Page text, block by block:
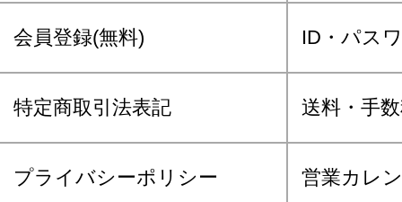
会員登録(無料) ID・パス
特定商取引法表記 送料・手
プライバシーポリシー 営業カレ